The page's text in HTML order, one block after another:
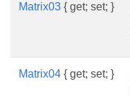
Matrix03 { get; set; }
Matrix04 { get; set; }